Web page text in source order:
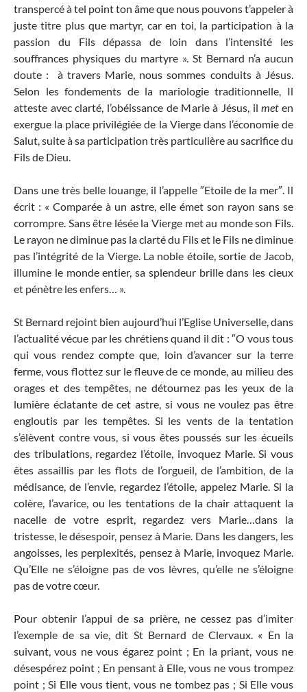
transpercé à tel point ton âme que nous pouvons t’appeler à
juste titre plus que martyr, car en toi, la participation à la
passion du Fils dépassa de loin dans l’intensité les
souffrances physiques du martyre ». St Bernard n’a aucun
doute : à travers Marie, nous sommes conduits à Jésus.
Selon les fondements de la mariologie traditionnelle, Il
atteste avec clarté, l’obéissance de Marie à Jésus, ilmeten
exergue la place privilégiée de la Vierge dans l’économie de
Salut, suite à sa participation très particulière au sacrifice du
Fils de Dieu.
Dans une très belle louange, il l’appelle ″Etoile de la mer″. Il
écrit : « Comparée à un astre, elle émet son rayon sans se
corrompre. Sans être lésée la Vierge met au monde son Fils.
Le rayon ne diminue pas la clarté du Fils et le Fils ne diminue
pas l’intégrité de la Vierge. La noble étoile, sortie de Jacob,
illumine le monde entier, sa splendeur brille dans les cieux
et pénètre les enfers… ».
St Bernard rejoint bien aujourd’hui l’Eglise Universelle, dans
l’actualité vécue par les chrétiens quand il dit : ″O vous tous
qui vous rendez compte que, loin d’avancer sur la terre
ferme, vous flottez sur le fleuve de ce monde, au milieu des
orages et des tempêtes, ne détournez pas les yeux de la
lumière éclatante de cet astre, si vous ne voulez pas être
engloutis par les tempêtes. Si les vents de la tentation
s’élèvent contre vous, si vous êtes poussés sur les écueils
des tribulations, regardez l’étoile, invoquez Marie. Si vous
êtes assaillis par les flots de l’orgueil, de l’ambition, de la
médisance, de l’envie, regardez l’étoile, appelez Marie. Si la
colère, l’avarice, ou les tentations de la chair attaquent la
nacelle de votre esprit, regardez vers Marie…dans la
tristesse, le désespoir, pensez à Marie. Dans les dangers, les
angoisses, les perplexités, pensez à Marie, invoquez Marie.
Qu’Elle ne s’éloigne pas de vos lèvres, qu’elle ne s’éloigne
pas de votre cœur.
Pour obtenir l’appui de sa prière, ne cessez pas d’imiter
l’exemple de sa vie, dit St Bernard de Clervaux. « En la
suivant, vous ne vous égarez point ; En la priant, vous ne
désespérez point ; En pensant à Elle, vous ne vous trompez
point ; Si Elle vous tient, vous ne tombez pas ; Si Elle vous